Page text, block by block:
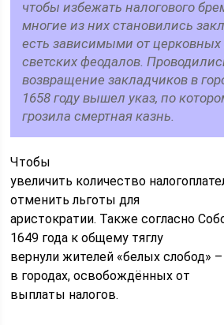
чтобы избежать налогового
многие из них становились
есть зависимыми от церковных
светских феодалов.
возвращение закладчиков в
1658 году вышел указ, по
грозила смертная казнь.
Чтобы
увеличить количество
отменить льготы для
аристократии. Также согласно
1649 года к общему тяглу
вернули жителей «белых слобод»
в городах, освобождённых от
выплаты налогов.